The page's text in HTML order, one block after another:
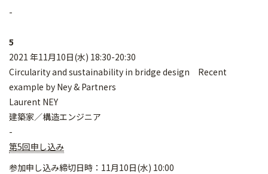
-
5
2021 年11月10日(水) 18:30-20:30
Circularity and sustainability in bridge design Recent
example by Ney & Partners
Laurent NEY
建築家／構造エンジニア
-
第5回申し込み
参加申し込み締切日時：11月10日(水) 10:00